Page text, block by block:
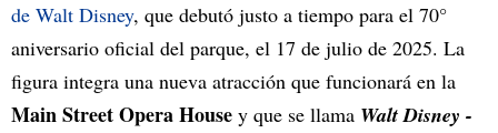
de Walt Disney, que debutó justo a tiempo para el 70°
aniversario oficial del parque, el 17 de julio de 2025. La
figura integra una nueva atracción que funcionará en la
Main Street Opera House y que se llama Walt Disney -